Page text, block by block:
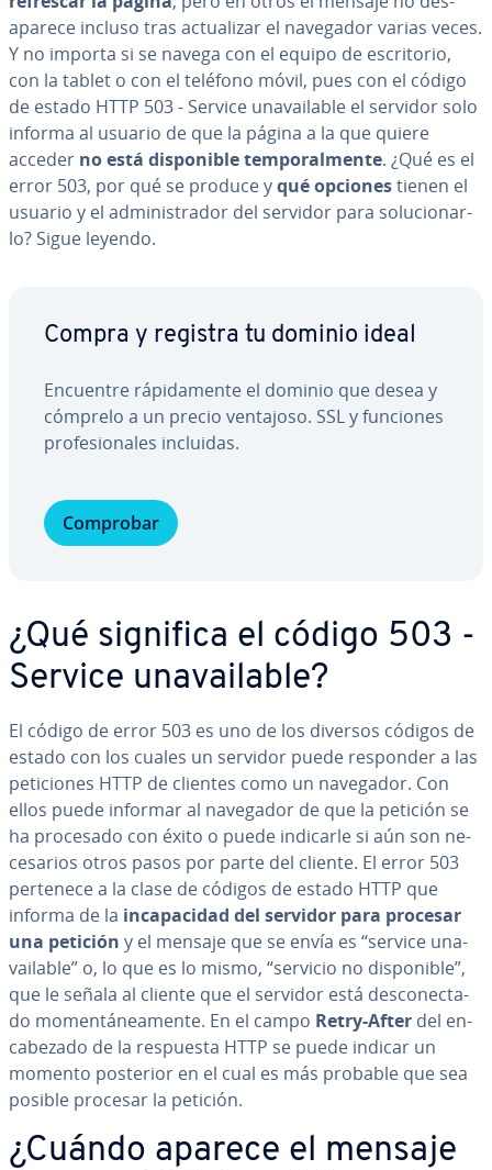
apa­re­ce incluso tras ac­tua­li­zar el navegador varias veces.
Y no importa si se navega con el equipo de es­cri­to­rio,
con la tablet o con el teléfono móvil, pues con el código
de estado HTTP 503 - Service una­vai­la­ble el servidor solo
informa al usuario de que la página a la que quiere
acceder no está di­s­po­ni­ble te­m­po­ra­l­me­n­te. ¿Qué es el
error 503, por qué se produce yqué opcionestienen el
usuario y el ad­mi­ni­s­tra­dor del servidor para so­lu­cio­nar­
lo? Sigue leyendo.
Compra y registra tu dominio ideal
Encuentre rá­pi­da­me­n­te el dominio que desea y
cómprelo a un precio ventajoso. SSL y funciones
pro­fe­sio­na­les incluidas.
Comprobar
¿Qué significa el código 503 -
Service una­vai­la­ble?
El código de error 503 es uno de los diversos códigos de
estado con los cuales un servidor puede responder a las
pe­ti­cio­nes HTTP de clientes como un navegador. Con
ellos puede informar al navegador de que la petición se
ha procesado con éxito o puede indicarle si aún son ne­
ce­sa­rios otros pasos por parte del cliente. El error 503
pertenece a la clase de códigos de estado HTTP que
informa de la in­ca­pa­ci­dad del servidor para procesar
una petición y el mensaje que se envía es “service una­
vai­la­ble” o, lo que es lo mismo, “servicio no di­s­po­ni­ble”,
que le señala al cliente que el servidor está de­s­co­ne­c­ta­
do mo­me­n­tá­nea­me­n­te. En el campo Retry-After del en­
ca­be­za­do de la respuesta HTTP se puede indicar un
momento posterior en el cual es más probable que sea
posible procesar la petición.
¿Cuándo aparece el mensaje